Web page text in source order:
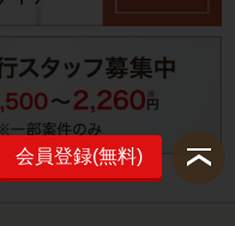
会員登録(無料)